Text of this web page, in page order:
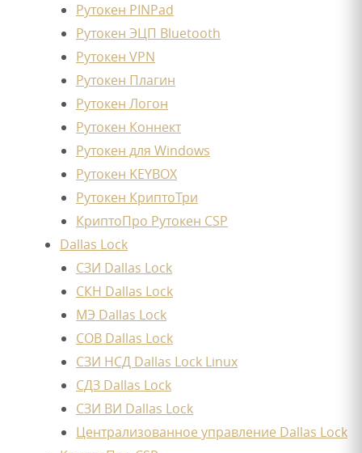
Рутокен PINPad
Рутокен ЭЦП Bluetooth
Рутокен VPN
Рутокен Плагин
Рутокен Логон
Рутокен Коннект
Рутокен для Windows
Рутокен KEYBOX
Рутокен КриптоТри
КриптоПро Рутокен CSP
Dallas Lock
СЗИ Dallas Lock
СКН Dallas Lock
МЭ Dallas Lock
СОВ Dallas Lock
СЗИ НСД Dallas Lock Linux
СДЗ Dallas Lock
СЗИ ВИ Dallas Lock
Централизованное управление Dallas Lock